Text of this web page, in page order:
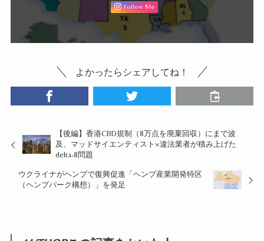
Follow Me
よかったらシェアしてね！
【後編】香港CBD規制（8万点を廃棄回収）にまで波
及、マッドサイエンティスト×違法業者が積み上げた
delta-8問題
ウクライナがヘンプで復興促進「ヘンプ産業開発特区
（ヘンプパーク構想）」を発足